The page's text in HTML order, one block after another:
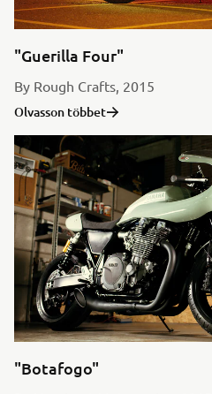
"Guerilla Four"
By Rough Crafts, 2015
Olvasson többet
"Botafogo"